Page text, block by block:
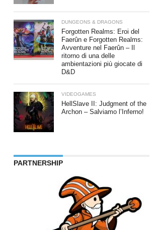
DUNGEONS & DRAGONS
Forgotten Realms: Eroi del
Faerûn e Forgotten Realms:
Avventure nel Faerûn – Il
ritorno di una delle
ambientazioni più giocate di
D&D
VIDEOGAMES
HellSlave II: Judgment of the
Archon – Salviamo l’Inferno!
PARTNERSHIP